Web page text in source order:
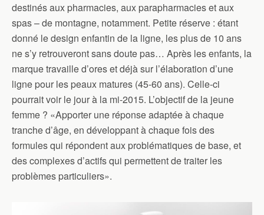
destinés aux pharmacies, aux parapharmacies et aux
spas – de montagne, notamment. Petite réserve : étant
donné le design enfantin de la ligne, les plus de 10 ans
ne s’y retrouveront sans doute pas… Après les enfants, la
marque travaille d’ores et déjà sur l’élaboration d’une
ligne pour les peaux matures (45-60 ans). Celle-ci
pourrait voir le jour à la mi-2015. L’objectif de la jeune
femme ? «Apporter une réponse adaptée à chaque
tranche d’âge, en développant à chaque fois des
formules qui répondent aux problématiques de base, et
des complexes d’actifs qui permettent de traiter les
problèmes particuliers».